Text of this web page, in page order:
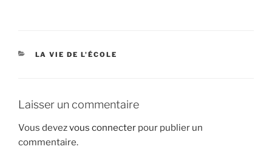
CATÉGORIES
LA VIE DE L'ÉCOLE
Laisser un commentaire
Vous devezvous connecter pour publier un
commentaire.